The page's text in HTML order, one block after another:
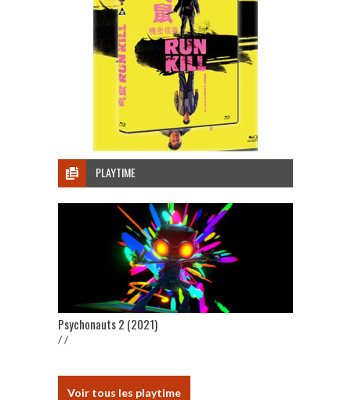
PLAYTIME
Psychonauts 2 (2021)
/ /
Voir tous les playtime